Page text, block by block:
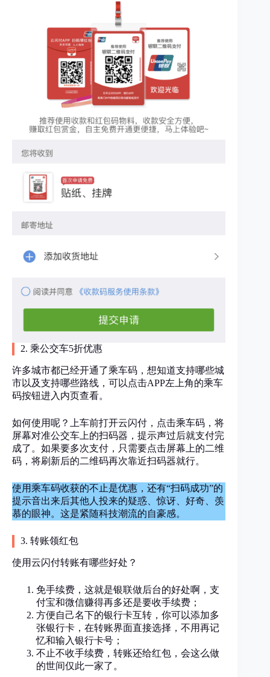
2. 乘公交车5折优惠
许多城市都已经开通了乘车码，想知道支持哪些城
市以及支持哪些路线，可以点击APP左上角的乘车
码按钮进入内页查看。
如何使用呢？上车前打开云闪付，点击乘车码，将
屏幕对准公交车上的扫码器，提示声过后就支付完
成了。如果要多次支付，只需要点击屏幕上的二维
码，将刷新后的二维码再次靠近扫码器就行。
使用乘车码收获的不止是优惠，还有“扫码成功”的
提示音出来后其他人投来的疑惑、惊讶、好奇、羡
慕的眼神。这是紧随科技潮流的自豪感。
3. 转账领红包
使用云闪付转账有哪些好处？
免手续费，这就是银联做后台的好处啊，支
付宝和微信赚得再多还是要收手续费；
方便自己名下的银行卡互转，你可以添加多
张银行卡，在转账界面直接选择，不用再记
忆和输入银行卡号；
不止不收手续费，转账还给红包，会这么做
的世间仅此一家了。